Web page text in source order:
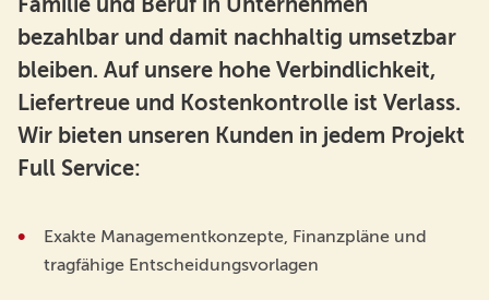
Familie und Beruf in Unternehmen
bezahlbar und damit nachhaltig umsetzbar
bleiben. Auf unsere hohe Verbindlichkeit,
Liefertreue und Kostenkontrolle ist Verlass.
Wir bieten unseren Kunden in jedem Projekt
Full Service:
Exakte Managementkonzepte, Finanzpläne und
tragfähige Entscheidungsvorlagen